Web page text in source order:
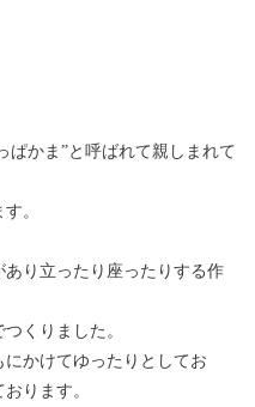
ぱかま”と呼ばれて親しまれて
。
り立ったり座ったりする作
くりました。
かけてゆったりとしてお
ります。